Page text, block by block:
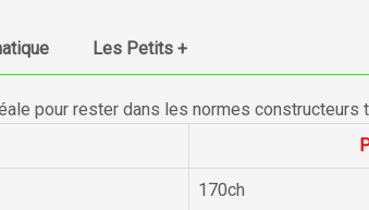
Les Petits +
pour rester dans les normes constructeurs
170ch